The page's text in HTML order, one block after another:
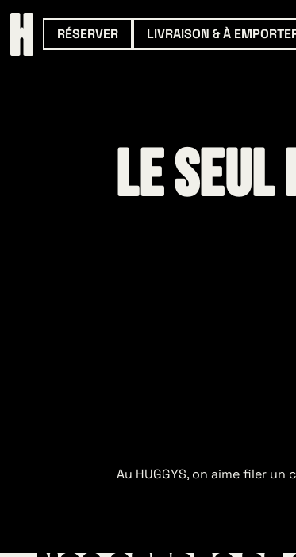
RÉSERVER LIVRAISON & À
le seul
Au HUGGYS, on aime filer